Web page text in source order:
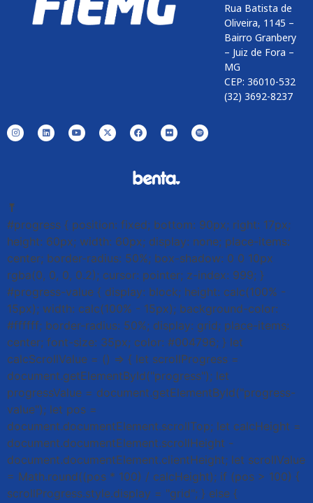
Rua Batista de
Oliveira, 1145 –
Bairro Granbery
– Juiz de Fora –
MG
CEP: 36010-532
(32) 3692-8237
⤒
#progress { position: fixed; bottom: 90px; right: 17px;
height: 60px; width: 60px; display: none; place-items:
center; border-radius: 50%; box-shadow: 0 0 10px
rgba(0, 0, 0, 0.2); cursor: pointer; z-index: 999; }
#progress-value { display: block; height: calc(100% -
15px); width: calc(100% - 15px); background-color:
#ffffff; border-radius: 50%; display: grid; place-items:
center; font-size: 35px; color: #004796; } let
calcScrollValue = () => { let scrollProgress =
document.getElementById("progress"); let
progressValue = document.getElementById("progress-
value"); let pos =
document.documentElement.scrollTop; let calcHeight =
document.documentElement.scrollHeight -
document.documentElement.clientHeight; let scrollValue
= Math.round((pos * 100) / calcHeight); if (pos > 100) {
scrollProgress.style.display = "grid"; } else {